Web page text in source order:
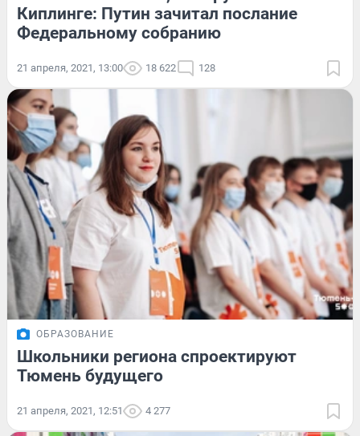
Киплинге: Путин зачитал послание
Федеральному собранию
21 апреля, 2021, 13:00 18 622 128
ОБРАЗОВАНИЕ
Школьники региона спроектируют
Тюмень будущего
21 апреля, 2021, 12:51 4 277